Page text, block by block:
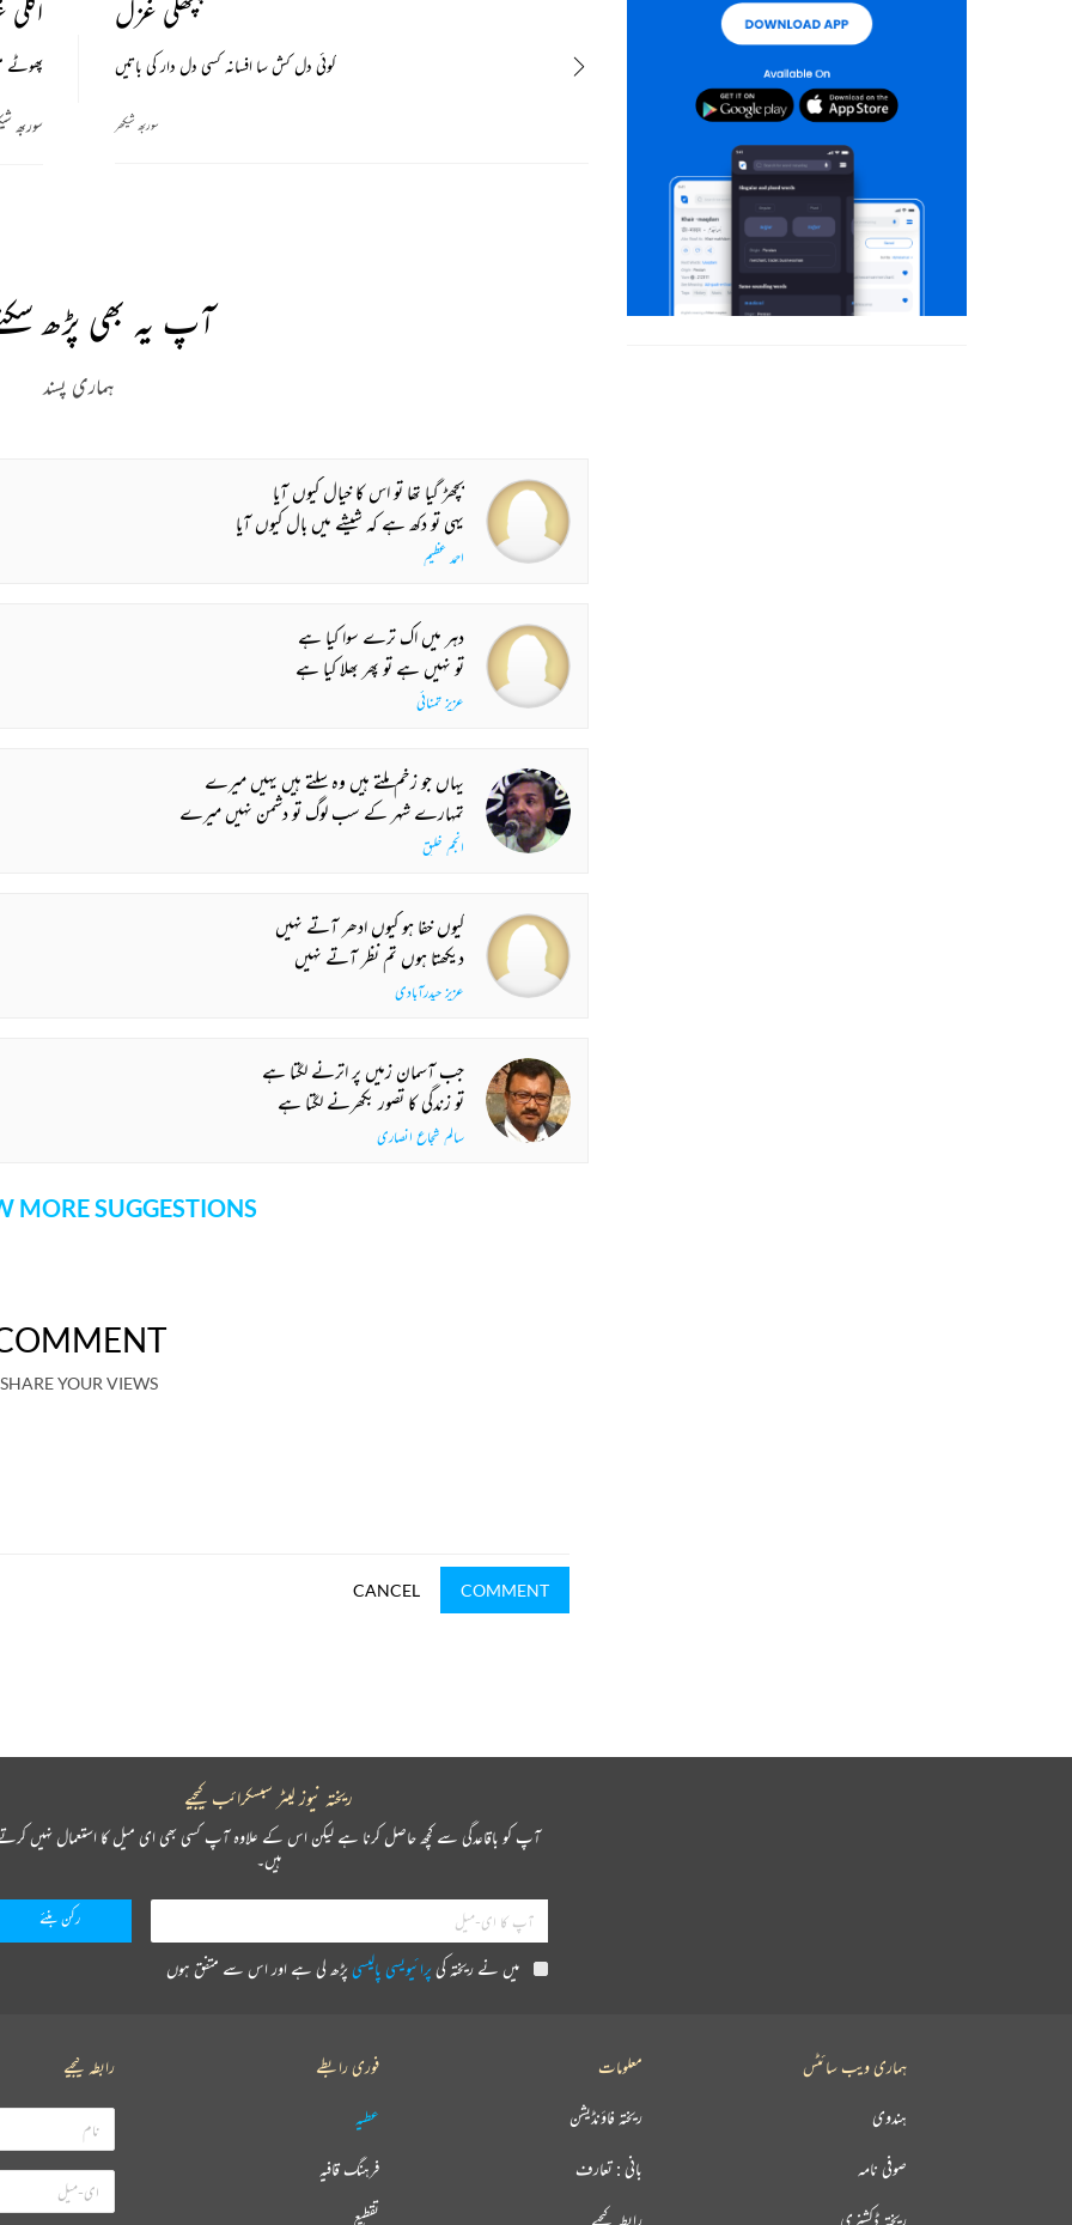
پھوٹے
سوربھ
پچھلی غزل
کوئی دل کش سا افسانہ کسی دل دار کی باتیں
سوربھ شیکھر
آپ یہ بھی پڑھ
ہماری پسند
بچھڑ گیا تھا تو اس کا خیال کیوں آیا
یہی تو دکھ ہے کہ شیشے میں بال کیوں آیا
احمد عظیم
دہر میں اک ترے سوا کیا ہے
تو نہیں ہے تو پھر بھلا کیا ہے
عزیز تمنائی
یہاں جو زخم ملتے ہیں وہ سلتے ہیں یہیں میرے
تمہارے شہر کے سب لوگ تو دشمن نہیں میرے
انجم خلیق
کیوں خفا ہو کیوں ادھر آتے نہیں
دیکھتا ہوں تم نظر آتے نہیں
عزیز حیدرآبادی
جب آسمان زمیں پر اترنے لگتا ہے
تو زندگی کا تصور بکھرنے لگتا ہے
سالم شجاع انصاری
MORE SUGGESTIONS
SHARE YOUR VIEWS
CANCEL COMMENT
ریختہ نیوز لیٹر سبسکرائب کیجیے
آپ کو باقاعدگی سے کچھ حاصل کرنا ہے لیکن اس کے علاوہ آپ کسی بھی ای میل کا استعمال نہیں
ہیں۔
میں نے ریختہ کیپرائیویسی پالیسیپڑھ لی ہے اور اس سے متفق ہوں
فوری رابطے
عطیہ
فرہنگ قافیہ
تقطیع
معلومات
ریختہ فاؤنڈیشن
بانی : تعارف
رابطہ کیجیے
ہماری ویب سائٹس
ہندوی
صوفی نامہ
ریختہ ڈکشنری
رابطہ کیجیے